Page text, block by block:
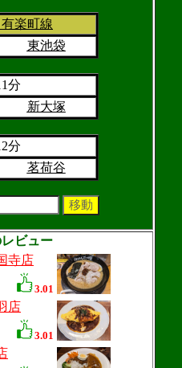
楽町線
東池袋
分
新大塚
分
茗荷谷
ビュー
寺店
3.01
店
3.01